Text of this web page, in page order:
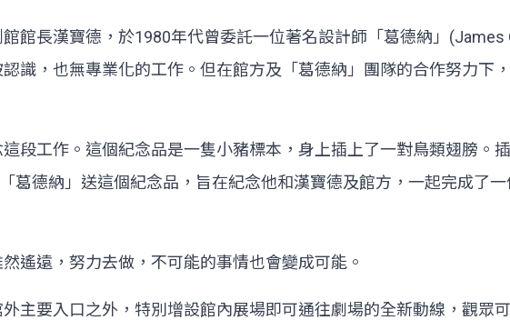
館長漢寶德，於1980年代曾委託一位著名設計師「葛德納」(James
識，也無專業化的工作。但在館方及「葛德納」團隊的合作努力下
段工作。這個紀念品是一隻小豬標本，身上插上了一對鳥類翅膀。
葛德納」送這個紀念品，旨在紀念他和漢寶德及館方，一起完成了
遙遠，努力去做，不可能的事情也會變成可能。
主要入口之外，特別增設館內展場即可通往劇場的全新動線，觀眾